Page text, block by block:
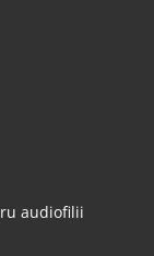
audiofilii